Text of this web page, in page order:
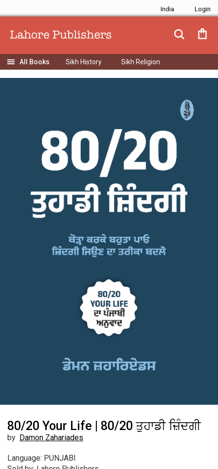
India
Sikh History Sikh Religion
80/20 Your Life | 80/20 ਤੁਹਾਡੀ ਜ਼ਿੰਦਗੀ
by Damon Zahariades
Language: PUNJABI